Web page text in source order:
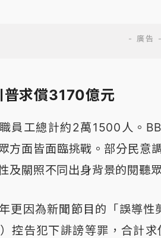
普求償3170億元
員工總計約2萬1500人。
方面皆面臨挑戰。部分民意
及關照不同出身背景的閱聽
更因為新聞節目的「誤導
控告犯下誹謗等罪，合計